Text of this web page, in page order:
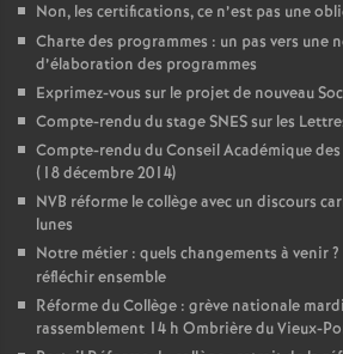
Non, les certifications, ce n’est pas une
Charte des programmes : un pas vers une
d’élaboration des programmes
Exprimez-vous sur le projet de nouveau
Compte-rendu du stage SNES sur les
Compte-rendu du Conseil Académique
(18 décembre 2014)
NVB réforme le collège avec un discours
lunes
Notre métier : quels changements à venir
réfléchir ensemble
Réforme du Collège : grève nationale
rassemblement 14 h Ombrière du Vieux-